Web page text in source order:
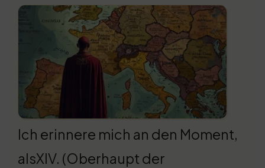
Ich erinnere mich an den Moment,
alsXIV. (Oberhaupt der